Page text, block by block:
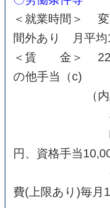
＜就業時間＞
間外あり 月平
＜賃 金＞
の他手当（c)
（内訳
ａ 基本給
ｂ 定額的に
円、資格手当
ｃ その他手
費(上限あり)毎月